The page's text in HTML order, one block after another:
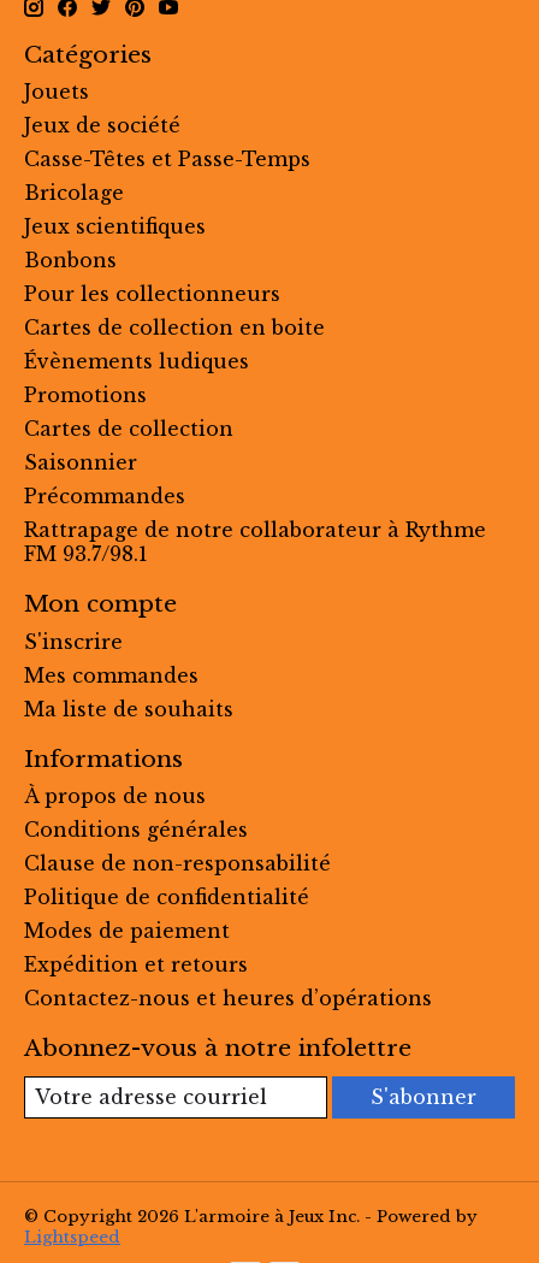
Catégories
Jouets
Jeux de société
Casse-Têtes et Passe-Temps
Bricolage
Jeux scientifiques
Bonbons
Pour les collectionneurs
Cartes de collection en boite
Évènements ludiques
Promotions
Cartes de collection
Saisonnier
Précommandes
Rattrapage de notre collaborateur à Rythme
FM 93.7/98.1
Mon compte
S'inscrire
Mes commandes
Ma liste de souhaits
Informations
À propos de nous
Conditions générales
Clause de non-responsabilité
Politique de confidentialité
Modes de paiement
Expédition et retours
Contactez-nous et heures d’opérations
Abonnez-vous à notre infolettre
S'abonner
© Copyright 2026 L'armoire à Jeux Inc. - Powered by
Lightspeed